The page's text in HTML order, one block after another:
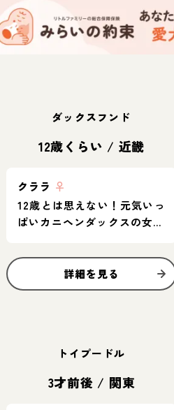
ダックスフンド
12歳くらい / 近畿
クララ ♀
12歳とは思えない！元気いっ
ぱいカニヘンダックスの女の
詳細を見る
トイプードル
3才前後 / 関東